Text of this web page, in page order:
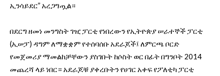
ኢንሳይደር” አረጋግጧል።
በደርግ ዘመነ መንግስት ገዢ ፓርቲ የነበረውን የኢትዮጵያ ሠራተኞች ፓርቲ
(ኢሠፓ) ዳግም ለማቋቋም የተሰባሰቡ አደራጆች፤ ለምርጫ ቦርድ
የመጀመሪያ ማመልከቻቸውን ያስገቡት ከሶስት ወር በፊት በግንቦት 2014
መጨረሻ ላይ ነበር። አደራጆቹ ያቀረቡትን የሀገር አቀፍ የፖለቲካ ፓርቲ